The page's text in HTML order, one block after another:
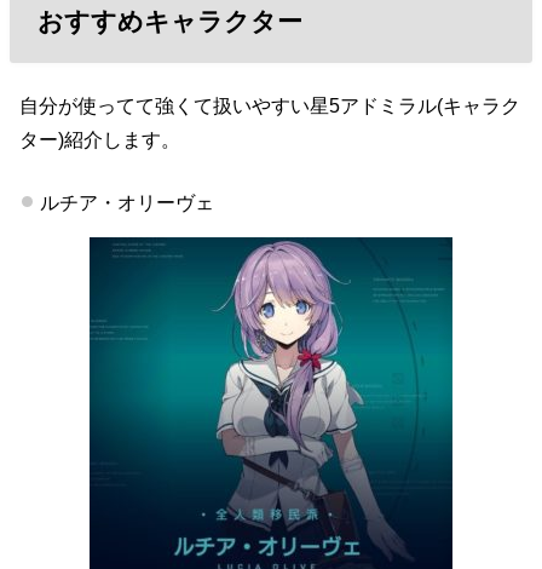
おすすめキャラクター
自分が使ってて強くて扱いやすい星5アドミラル(キャラク
ター)紹介します。
ルチア・オリーヴェ